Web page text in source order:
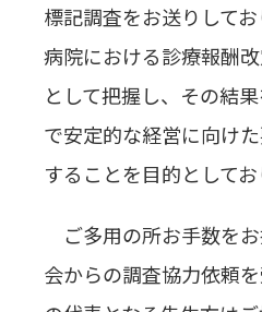
標記調査をお送りしてお
病院における診療報酬
として把握し、その結
で安定的な経営に向け
することを目的としてお
ご多用の所お手数を
会からの調査協力依頼